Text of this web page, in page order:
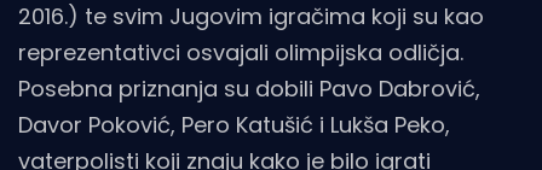
2016.) te svim Jugovim igračima koji su kao
reprezentativci osvajali olimpijska odličja.
Posebna priznanja su dobili Pavo Dabrović,
Davor Poković, Pero Katušić i Lukša Peko,
vaterpolisti koji znaju kako je bilo igrati